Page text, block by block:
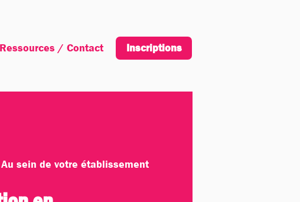
Ressources / Contact Inscription
Inscriptions
Au sein de votre établissement